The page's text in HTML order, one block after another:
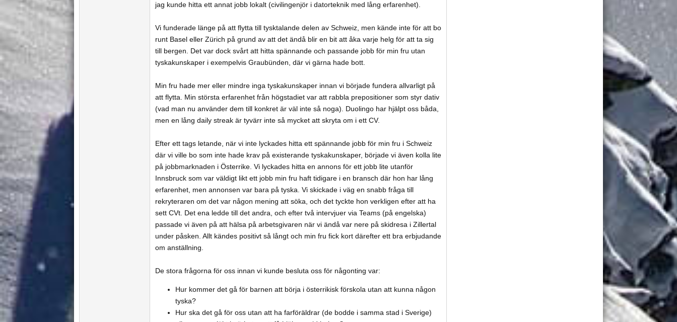
jag kunde hitta ett annat jobb lokalt (civilingenjör i datorteknik med lång erfarenhet).
Vi funderade länge på att flytta till tysktalande delen av Schweiz, men kände inte för att bo
runt Basel eller Zürich på grund av att det ändå blir en bit att åka varje helg för att ta sig
till bergen. Det var dock svårt att hitta spännande och passande jobb för min fru utan
tyskakunskaper i exempelvis Graubünden, där vi gärna hade bott.
Min fru hade mer eller mindre inga tyskakunskaper innan vi började fundera allvarligt på
att flytta. Min största erfarenhet från högstadiet var att rabbla prepositioner som styr dativ
(vad man nu använder dem till konkret är väl inte så noga). Duolingo har hjälpt oss båda,
men en lång daily streak är tyvärr inte så mycket att skryta om i ett CV.
Efter ett tags letande, när vi inte lyckades hitta ett spännande jobb för min fru i Schweiz
där vi ville bo som inte hade krav på existerande tyskakunskaper, började vi även kolla lite
på jobbmarknaden i Österrike. Vi lyckades hitta en annons för ett jobb lite utanför
Innsbruck som var väldigt likt ett jobb min fru haft tidigare i en bransch där hon har lång
erfarenhet, men annonsen var bara på tyska. Vi skickade i väg en snabb fråga till
rekryteraren om det var någon mening att söka, och det tyckte hon verkligen efter att ha
sett CVt. Det ena ledde till det andra, och efter två intervjuer via Teams (på engelska)
passade vi även på att hälsa på arbetsgivaren när vi ändå var nere på skidresa i Zillertal
under påsken. Allt kändes positivt så långt och min fru fick kort därefter ett bra erbjudande
om anställning.
De stora frågorna för oss innan vi kunde besluta oss för någonting var:
Hur kommer det gå för barnen att börja i österrikisk förskola utan att kunna någon
tyska?
Hur ska det gå för oss utan att ha farföräldrar (de bodde i samma stad i Sverige)